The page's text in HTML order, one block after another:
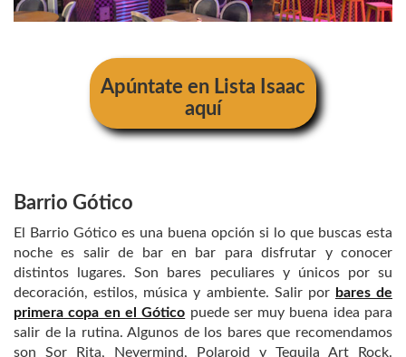
Apúntate en Lista Isaac
aquí
Barrio Gótico
El Barrio Gótico es una buena opción si lo que buscas esta
noche es salir de bar en bar para disfrutar y conocer
distintos lugares. Son bares peculiares y únicos por su
decoración, estilos, música y ambiente. Salir por bares de
primera copa en el Gótico puede ser muy buena idea para
salir de la rutina. Algunos de los bares que recomendamos
son Sor Rita, Nevermind, Polaroid y Tequila Art Rock.